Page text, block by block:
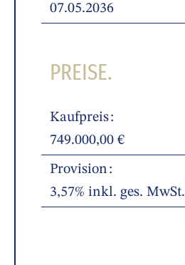
07.05.2036
PREISE.
Kaufpreis
749.000,00 €
Provision
3,57% inkl. ges. MwSt.